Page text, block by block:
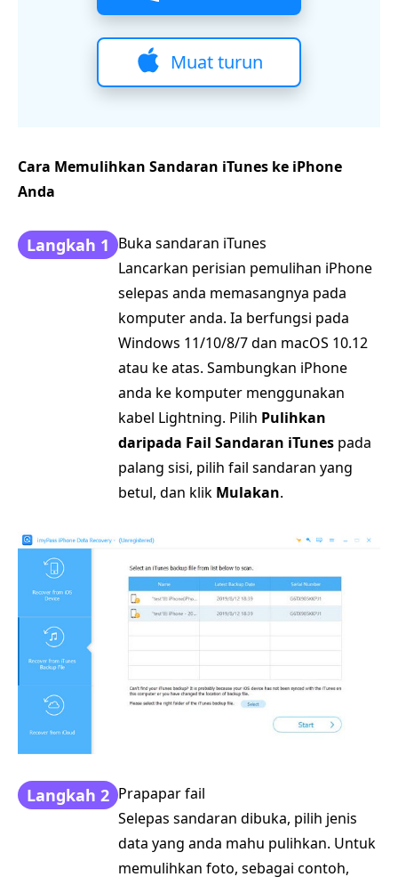
Muat turun
Cara Memulihkan Sandaran iTunes ke iPhone
Anda
Langkah 1 Buka sandaran iTunes
Lancarkan perisian pemulihan iPhone
selepas anda memasangnya pada
komputer anda. Ia berfungsi pada
Windows 11/10/8/7 dan macOS 10.12
atau ke atas. Sambungkan iPhone
anda ke komputer menggunakan
kabel Lightning. Pilih Pulihkan
daripada Fail Sandaran iTunes pada
palang sisi, pilih fail sandaran yang
betul, dan klik Mulakan.
Langkah 2 Prapapar fail
Selepas sandaran dibuka, pilih jenis
data yang anda mahu pulihkan. Untuk
memulihkan foto, sebagai contoh,